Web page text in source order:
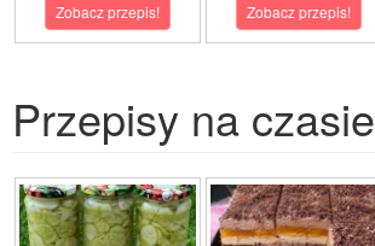
Zobacz przepis! Zobacz przepis!
Przepisy na czasie